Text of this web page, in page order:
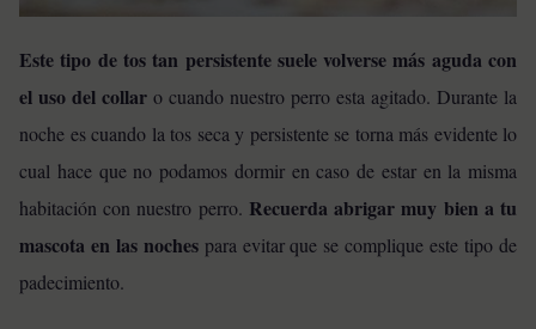
Este tipo de tos tan persistente suele volverse más aguda con
el uso del collar o cuando nuestro perro esta agitado. Durante la
noche es cuando la tos seca y persistente se torna más evidente lo
cual hace que no podamos dormir en caso de estar en la misma
habitación con nuestro perro. Recuerda abrigar muy bien a tu
mascota en las nochespara evitar que se complique este tipo de
padecimiento.